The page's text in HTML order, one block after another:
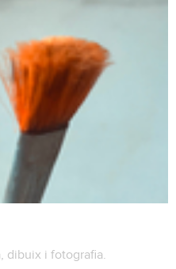
dibuix i fotografia.